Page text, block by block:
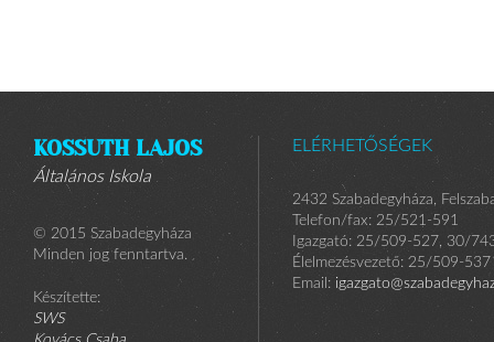
KOSSUTH LAJOS
Általános Iskola
© 2015 Szabadegyháza
Minden jog fenntartva.
Készítette:
SWS
ELÉRHETŐSÉGEK
2432 Szabadegyháza,
Telefon/fax: 25/521-591
Igazgató: 25/509-527, 30/
Élelmezésvezető: 25/509-537
Email: